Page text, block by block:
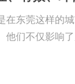
东莞这样的
们不仅影响